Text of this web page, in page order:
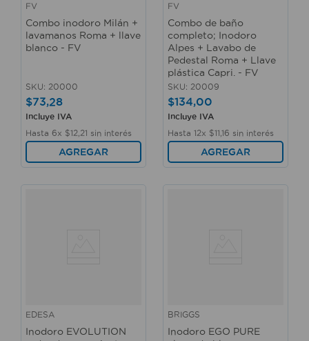
FV
Combo inodoro Milán +
lavamanos Roma + llave
blanco - FV
SKU: 20000
$73,28
Incluye IVA
Hasta 6x $12 21 sin interés
AGREGAR
FV
Combo de baño
completo; Inodoro
Alpes + Lavabo de
Pedestal Roma + Llave
plástica Capri. - FV
SKU: 20009
$134,00
Incluye IVA
Hasta 12x $11 16 sin interés
AGREGAR
EDESA
Inodoro EVOLUTION
BRIGGS
Inodoro EGO PURE